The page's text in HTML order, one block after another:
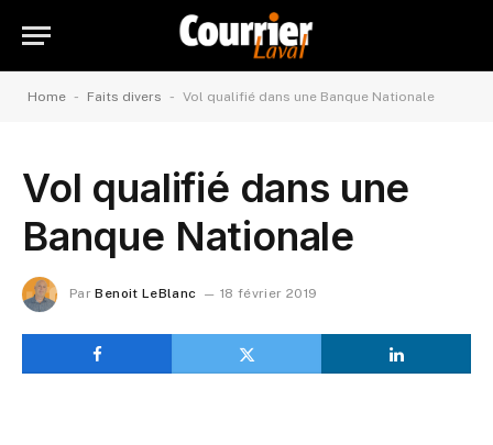
Home - Faits divers - Vol qualifié dans une Banque Nationale
Vol qualifié dans une
Banque Nationale
Par Benoit LeBlanc 18 février 2019